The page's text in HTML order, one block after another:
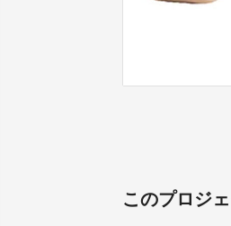
このプロジ